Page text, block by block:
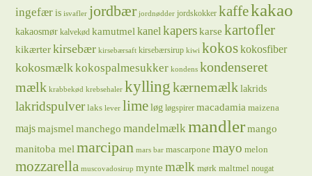
ingefær is isvafler jordbær jordnødder jordskokker kaffekakao
kakaosmør kalvekød kamutmel kanelkaperskarse kartofler
kikærterkirsebær kirsebærsaft kirsebærsirup kiwi kokoskokosfiber
kokosmælkkokospalmesukker kondens kondenseret
mælk krabbekød krebsehaler kylling kærnemælk lakrids
lakridspulver laks lever lime løg løgspirer macadamia maizena
majsmajsmel manchego mandelmælkmandler mango
manitoba mel marcipan mars bar mascarpone mayo melon
mozzarella muscovadosirup mynte mælk mørk maltmel nougat